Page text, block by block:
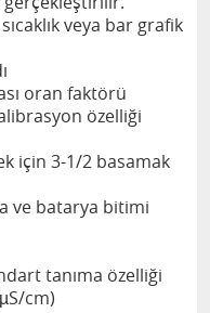
veya bar grafik
oran faktörü
özelliği
için 3-1/2 basamak
ve batarya bitimi
tanıma özelliği
cm)